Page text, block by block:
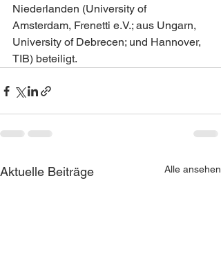
Niederlanden (University of
Amsterdam, Frenetti e.V.; aus Ungarn,
University of Debrecen; und Hannover,
TIB) beteiligt.
Aktuelle Beiträge Alle ansehen